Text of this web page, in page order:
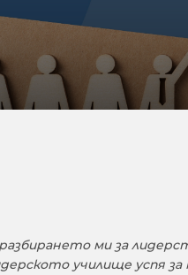
ми за
училище успя за